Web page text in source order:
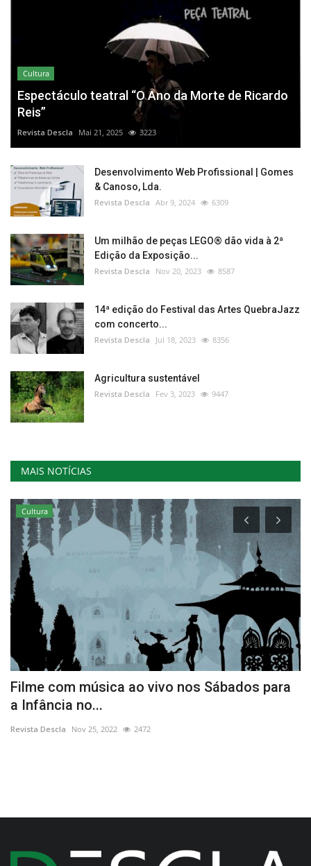
Cultura
Espectáculo teatral “O Ano da Morte de Ricardo
Reis”
Revista Descla Mai 21, 2025 3223
Desenvolvimento Web Profissional | Gomes
& Canoso, Lda.
Revista Descla Abr 9, 2024 6309
Um milhão de peças LEGO® dão vida à 2ª
Edição da Exposição...
Revista Descla Nov 20, 2023 8587
14ª edição do Festival das Artes QuebraJazz
com concerto...
Revista Descla Jul 18, 2023 8356
Agricultura sustentável
Revista Descla Fev 3, 2023 9447
MAIS NOTÍCIAS
Cultura
Filme com música ao vivo nos Sábados para
a Infância no...
Revista Descla Nov 25, 2022 2472